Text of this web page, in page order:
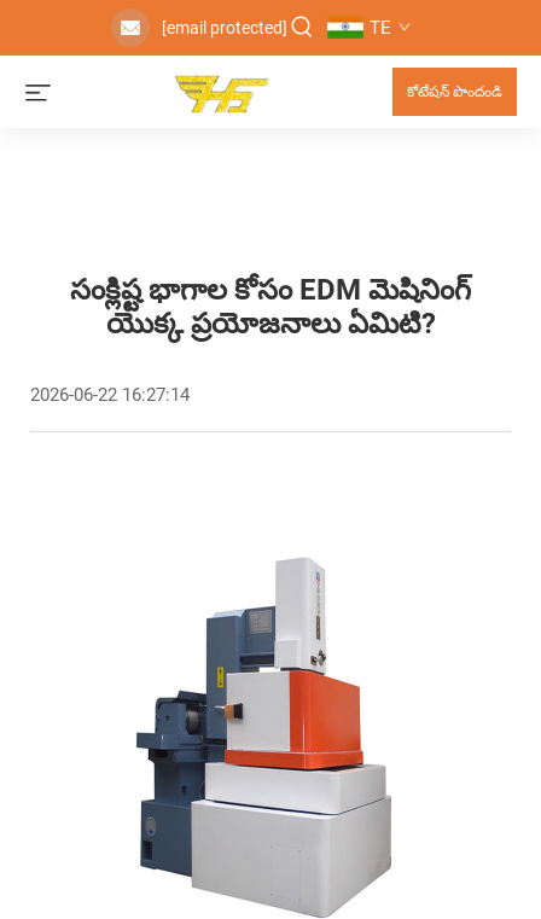
[email protected] TE
కోటేషన్ పొందండి
సంక్లిష్ట భాగాల కోసం EDM మెషినింగ్
యొక్క ప్రయోజనాలు ఏమిటి?
2026-06-22 16:27:14